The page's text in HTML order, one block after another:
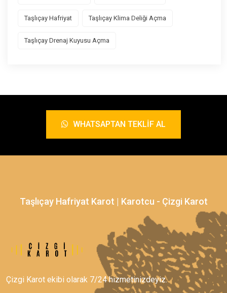
Taşlıçay Hafriyat Taşlıçay Klima Deliği Açma
Taşlıçay Drenaj Kuyusu Açma
WHATSAPTAN TEKLIF AL
Taşlıçay Hafriyat Karot | Karotcu - Çizgi Karot
Çizgi Karot ekibi olarak 7/24 hizmetinizdeyiz.